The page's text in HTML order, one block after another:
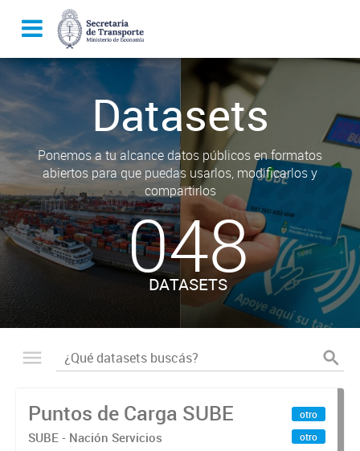
Datasets
Ponemos a tu alcance datos públicos en formatos
abiertos para que puedas usarlos, modificarlos y
compartirlos
048
DATASETS
Puntos de Carga SUBE
SUBE - Nación Servicios
otro
otro